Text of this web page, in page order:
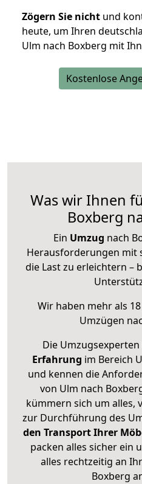
Zögern Sie nicht und
heute, um Ihren
Ulm nach Boxberg mit
Kostenlose
Was wir Ihnen
Boxberg
Ein Umzug nach
Herausforderungen mit
die Last zu erleichtern –
Wir haben mehr als
Umzügen
Die Umzugsexperten
Erfahrung im Bereich
und kennen die
von Ulm nach
kümmern sich um alles,
zur Durchführung des
den Transport Ihrer
packen alles sicher ein
alles rechtzeitig an
Boxberg